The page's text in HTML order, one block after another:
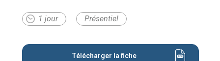
1 jour Présentiel
Télécharger la fiche